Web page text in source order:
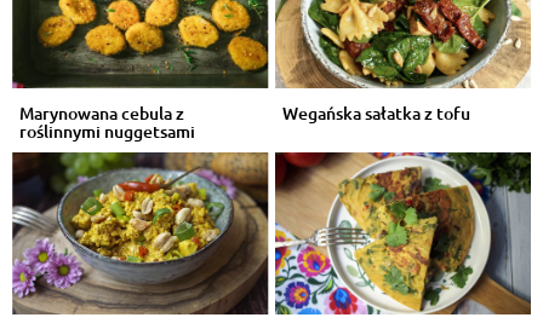
Marynowana cebula z
roślinnymi nuggetsami
Wegańska sałatka z tofu